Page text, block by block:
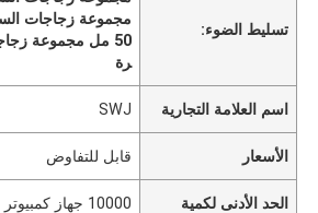
تسليط الضوء:
مجموعة زجاجات السفر
50 مل مجموعة
رة
اسم العلامة التجارية SWJ
الأسعار قابل للتفاوض
الحد الأدنى لكمية 10000 جهاز كمبيوتر شخصى